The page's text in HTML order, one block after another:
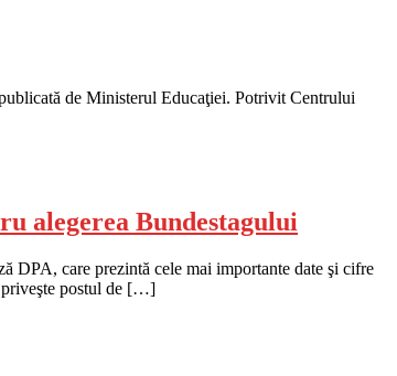
de Ministerul Educaţiei. Potrivit Centrului
alegerea Bundestagului
DPA, care prezintă cele mai importante date şi cifre
priveşte postul de […]